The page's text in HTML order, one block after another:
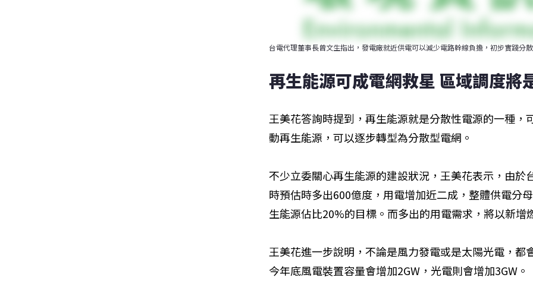
台電代理董事長曾文生指出，發電廠就近供電可以減少電路幹線負擔，初步實踐分
再生能源可成電網救星 區域調度將
王美花答詢時提到，再生能源就是分散性電源的一種，
動再生能源，可以逐步轉型為分散型電網。
不少立委關心再生能源的建設狀況，王美花表示，由於
時預估時多出600億度，用電增加近二成，整體供電分
生能源佔比20%的目標。而多出的用電需求，將以新增
王美花進一步說明，不論是風力發電或是太陽光電，都
今年底風電裝置容量會增加2GW，光電則會增加3GW。